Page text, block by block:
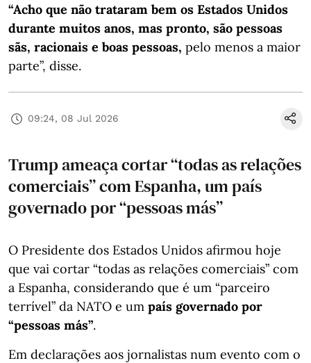
“Acho que não trataram bem os Estados Unidos
durante muitos anos, mas pronto, são pessoas
sãs, racionais e boas pessoas, pelo menos a maior
parte”, disse.
09:24, 08 Jul 2026
Trump ameaça cortar “todas as relações
comerciais” com Espanha, um país
governado por “pessoas más”
O Presidente dos Estados Unidos afirmou hoje
que vai cortar “todas as relações comerciais” com
a Espanha, considerando que é um “parceiro
terrível” da NATO e um país governado por
“pessoas más”.
Em declarações aos jornalistas num evento com o